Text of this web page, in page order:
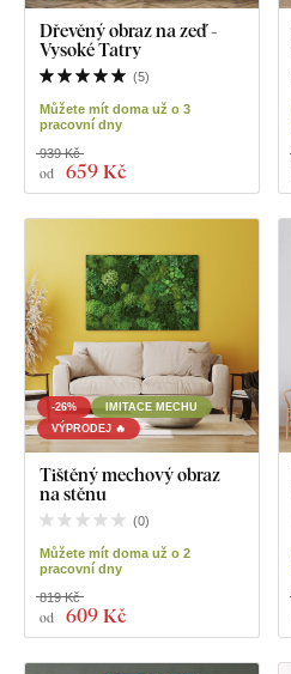
Dřevěný obraz na zeď -
Vysoké Tatry
(5)
Můžete mít doma už o 3
pracovní dny
od 659 Kč
939 Kč
-26%
IMITACE MECHU
VÝPRODEJ 🔥
Tištěný mechový obraz
na stěnu
(0)
Můžete mít doma už o 2
pracovní dny
od 609 Kč
819 Kč